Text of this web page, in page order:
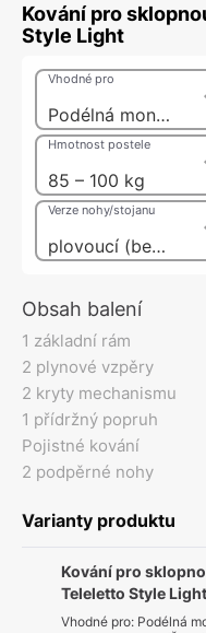
Kování pro
Style Light
Podélná montáž postele
Vhodné pro
85 – 100 kg
Hmotnost postele
plovoucí (bez nohou)
Verze nohy/stojanu
Obsah balení
1 základní rám
2 plynové vzpěry
2 kryty mechanismu
1 přídržný popruh
Pojistné kování
2 podpěrné nohy
Varianty produktu
Kování pro
Teleletto Style Light
Vhodné pro: Podélná